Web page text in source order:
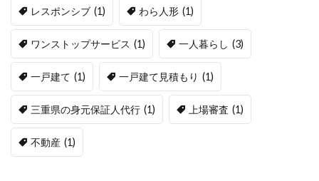
レスポンシブ (1) わら人形 (1)
ワンストップサービス (1) 一人暮らし (3)
一戸建て (1) 一戸建て見積もり (1)
三重県の身元保証人代行 (1) 上場審査 (1)
不動産 (1)